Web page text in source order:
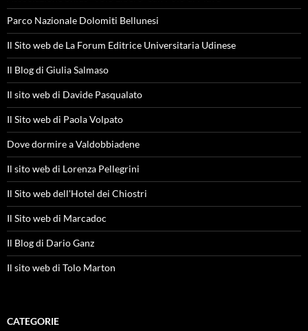
Parco Nazionale Dolomiti Bellunesi
Il Sito web de La Forum Editrice Universitaria Udinese
Il Blog di Giulia Salmaso
Il sito web di Davide Pasqualato
Il Sito web di Paola Volpato
Dove dormire a Valdobbiadene
Il sito web di Lorenza Pellegrini
Il Sito web dell'Hotel dei Chiostri
Il Sito web di Marcadoc
Il Blog di Dario Ganz
Il sito web di Tolo Marton
CATEGORIE